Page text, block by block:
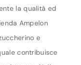
la qualità ed
Ampelon
e
contribuisce